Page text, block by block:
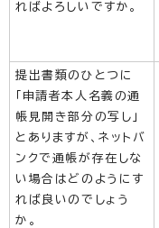
ればよろしいですか。
提出書類のひとつに
「申請者本人名義の通
帳見開き部分の写し」
とありますが、ネットバ
ンクで通帳が存在しな
い場合はどのようにす
れば良いのでしょう
か。